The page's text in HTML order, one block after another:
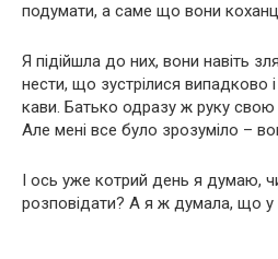
подумати, а саме що вони
Я підійшла до них, вони навіть
нести, що зустрілися випадково
кави. Батько одразу ж руку свою
Але мені все було зрозуміло –
І ось уже котрий день я думаю,
розповідати? А я ж думала, що у